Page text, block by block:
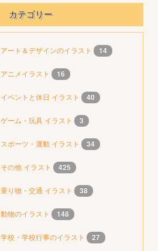
カテゴリー
アート＆デザインのイラスト 14
アニメイラスト 16
イベントと休日 イラスト 40
ゲーム・玩具 イラスト 3
スポーツ・運動 イラスト 34
その他 イラスト 425
乗り物・交通 イラスト 38
動物のイラスト 148
学校・学校行事のイラスト 27